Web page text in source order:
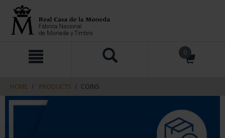
navigation
0
HOME PRODUCTS COINS